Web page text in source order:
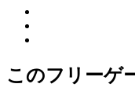
このフリーゲ